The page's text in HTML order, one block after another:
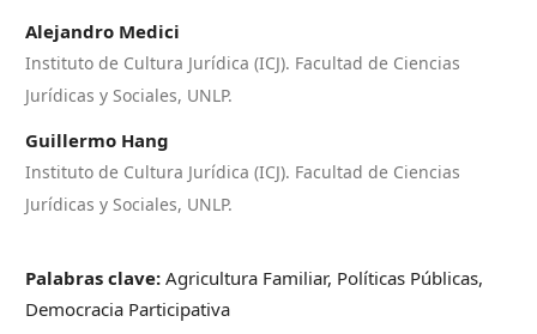
Alejandro Medici
Instituto de Cultura Jurídica (ICJ). Facultad de Ciencias
Jurídicas y Sociales, UNLP.
Guillermo Hang
Instituto de Cultura Jurídica (ICJ). Facultad de Ciencias
Jurídicas y Sociales, UNLP.
Palabras clave:Agricultura Familiar, Políticas Públicas,
Democracia Participativa